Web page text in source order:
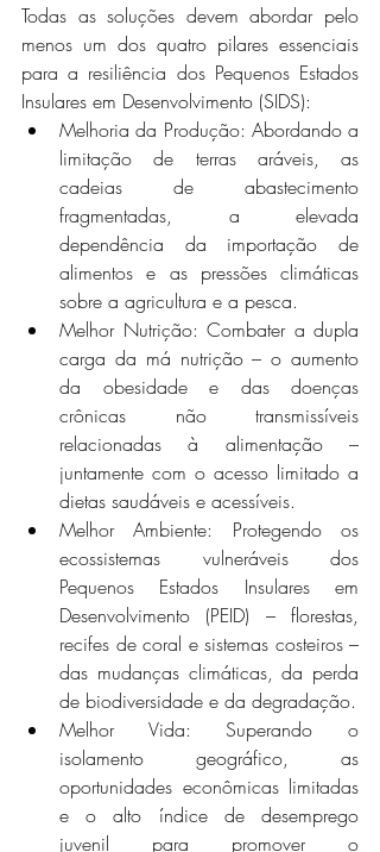
Todas as soluções devem abordar pelo
menos um dos quatro pilares essenciais
para a resiliência dos Pequenos Estados
Insulares em Desenvolvimento (SIDS):
Melhoria da Produção: Abordando a
limitação de terras aráveis, as
cadeias de abastecimento
fragmentadas, a elevada
dependência da importação de
alimentos e as pressões climáticas
sobre a agricultura e a pesca.
Melhor Nutrição: Combater a dupla
carga da má nutrição – o aumento
da obesidade e das doenças
crônicas não transmissíveis
relacionadas à alimentação –
juntamente com o acesso limitado a
dietas saudáveis ​​e acessíveis.
Melhor Ambiente: Protegendo os
ecossistemas vulneráveis ​​dos
Pequenos Estados Insulares em
Desenvolvimento (PEID) – florestas,
recifes de coral e sistemas costeiros –
das mudanças climáticas, da perda
Melhor Vida: Superando o
isolamento geográfico, as
oportunidades econômicas limitadas
e o alto índice de desemprego
juvenil para promover o